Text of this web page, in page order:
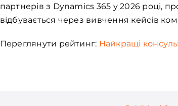
партнерів з Dynamics 365 у 2026 році,
відбувається через вивчення кейсів
Переглянути рейтинг: Найкращі